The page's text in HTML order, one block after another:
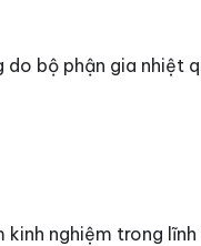
do bộ phận gia nhiệt
kinh nghiệm trong